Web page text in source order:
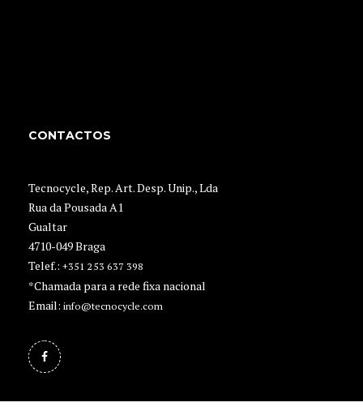
CONTACTOS
Tecnocycle, Rep. Art. Desp. Unip., Lda
Rua da Pousada A1
Gualtar
4710-049 Braga
Telef.: +351 253 637 398
*Chamada para a rede fixa nacional
Email: info@tecnocycle.com